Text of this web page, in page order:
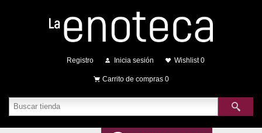
Registro Inicia sesión Wishlist 0
Carrito de compras 0